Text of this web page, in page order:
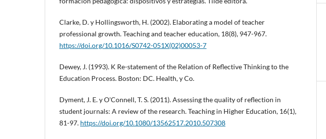
Clarke, D. y Hollingsworth, H. (2002). Elaborating a model of teacher
professional growth. Teaching and teacher education, 18(8), 947-967.
https://doi.org/10.1016/S0742-051X(02)00053-7
Dewey, J. (1993). K Re-statement of the Relation of Reflective Thinking to the
Education Process. Boston: DC. Health, y Co.
Dyment, J. E. y O'Connell, T. S. (2011). Assessing the quality of reflection in
student journals: A review of the research. Teaching in Higher Education, 16(1),
81-97. https://doi.org/10.1080/13562517.2010.507308